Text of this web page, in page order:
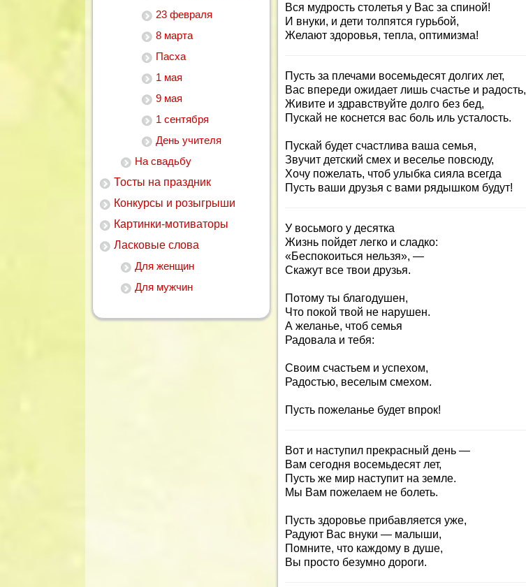
23 февраля
8 марта
Пасха
1 мая
9 мая
1 сентября
День учителя
На свадьбу
Тосты на праздник
Конкурсы и розыгрыши
Картинки-мотиваторы
Ласковые слова
Для женщин
Для мужчин
Вся мудрость столетья у Вас за спиной!
И внуки, и дети толпятся гурьбой,
Желают здоровья, тепла, оптимизма!
Пусть за плечами восемьдесят долгих лет,
Вас впереди ожидает лишь счастье и радость,
Живите и здравствуйте долго без бед,
Пускай не коснется вас боль иль усталость.
Пускай будет счастлива ваша семья,
Звучит детский смех и веселье повсюду,
Хочу пожелать, чтоб улыбка сияла всегда
Пусть ваши друзья с вами рядышком будут!
У восьмого у десятка
Жизнь пойдет легко и сладко:
«Беспокоиться нельзя», —
Скажут все твои друзья.
Потому ты благодушен,
Что покой твой не нарушен.
А желанье, чтоб семья
Радовала и тебя:
Своим счастьем и успехом,
Радостью, веселым смехом.
Пусть пожеланье будет впрок!
Вот и наступил прекрасный день —
Вам сегодня восемьдесят лет,
Пусть же мир наступит на земле.
Мы Вам пожелаем не болеть.
Пусть здоровье прибавляется уже,
Радуют Вас внуки — малыши,
Помните, что каждому в душе,
Вы просто безумно дороги.